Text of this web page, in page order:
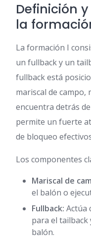
Definición
la
La formación I
un fullback y un
fullback está
mariscal de campo,
encuentra detrás
permite un fuerte
de bloqueo
Los componentes
Mariscal de
el balón o
Fullback: Actúa
para el tailback
balón.